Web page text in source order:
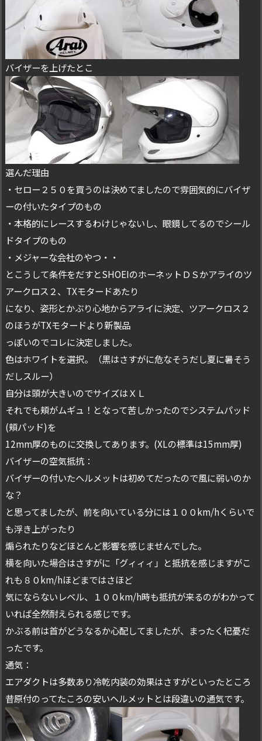
バイザーを上げたとこ
選んだ理由
・セロー２５０を買うのは決めてましたので雰囲気的にバイザ
ーの付いたタイプのもの
・本格的にレースするわけじゃないし、眼鏡してるのでシール
ドタイプのもの
・メジャーな会社のやつ・・
とこうして条件をだすとSHOEIのホーネットＤＳかアライのツ
アークロス２、TXモタードあたり
になり、姿形とかぶり心地からアライに決定、ツアークロス２
のほうがTXモタードより新製品
っぽいのでコレに決定しました。
色はホワイトを選択。（黒はさすがに危なそうだし夏に暑そう
だしスルー）
自分は頭が大きいのでサイズはＸＬ
それでも頬がムギュ！となって苦しかったのでシステムパッド
(頬パッド)を
12mm厚のものに交換してあります。(XLの標準は15mm厚)
バイザーの空気抵抗：
バイザーの付いたヘルメットは初めてだったので風に弱いのか
な？
と思ってましたが、前を向いている分には１００km/hくらいで
も浮き上がったり
煽られたりなどほとんど影響を感じませんでした。
横を向いた場合はさすがに「グィィィ」と抵抗を感じますがこ
れも８０km/hほどまではさほど
気にならないレベル、１００km/h時も抵抗が来るのがわかって
いれば全然耐えられる感じです。
かぶる前は首がどうなるか心配してましたが、まったく杞憂だ
ったです。
通気：
エアダクトは多数あり冷乾内装の効果はさすがといったところ
昔原付のってたころの安いヘルメットとは段違いの通気です。